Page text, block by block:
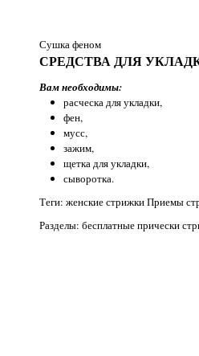
Сушка феном
СРЕДСТВА ДЛЯ
Вам необходимы:
расческа для укладки,
фен,
мусс,
зажим,
щетка для укладки,
сыворотка.
Теги: женские стрижки Приемы
Разделы: бесплатные прически